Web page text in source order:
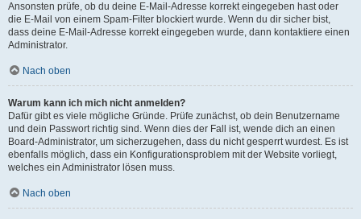
Ansonsten prüfe, ob du deine E-Mail-Adresse korrekt eingegeben hast oder
die E-Mail von einem Spam-Filter blockiert wurde. Wenn du dir sicher bist,
dass deine E-Mail-Adresse korrekt eingegeben wurde, dann kontaktiere einen
Administrator.
Nach oben
Warum kann ich mich nicht anmelden?
Dafür gibt es viele mögliche Gründe. Prüfe zunächst, ob dein Benutzername
und dein Passwort richtig sind. Wenn dies der Fall ist, wende dich an einen
Board-Administrator, um sicherzugehen, dass du nicht gesperrt wurdest. Es ist
ebenfalls möglich, dass ein Konfigurationsproblem mit der Website vorliegt,
welches ein Administrator lösen muss.
Nach oben